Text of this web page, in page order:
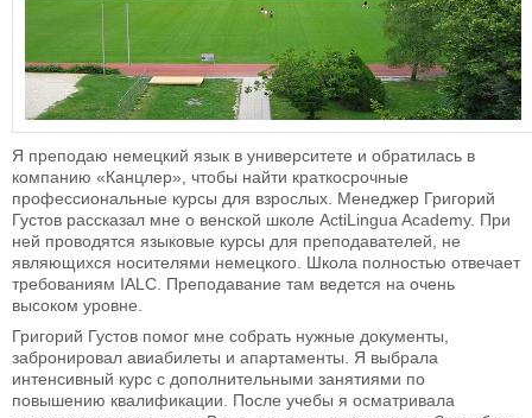
Я преподаю немецкий язык в университете и обратилась в
компанию «Канцлер», чтобы найти краткосрочные
профессиональные курсы для взрослых. Менеджер Григорий
Густов рассказал мне о венской школе ActiLingua Academy. При
ней проводятся языковые курсы для преподавателей, не
являющихся носителями немецкого. Школа полностью отвечает
требованиям IALC. Преподавание там ведется на очень
высоком уровне.
Григорий Густов помог мне собрать нужные документы,
забронировал авиабилеты и апартаменты. Я выбрала
интенсивный курс с дополнительными занятиями по
повышению квалификации. После учебы я осматривала